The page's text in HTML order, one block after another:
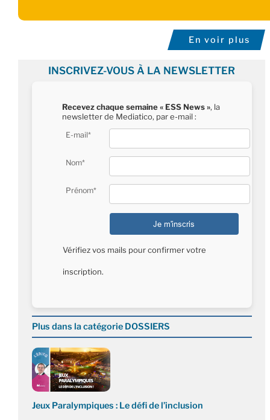
En voir plus
INSCRIVEZ-VOUS À LA NEWSLETTER
Recevez chaque semaine « ESS News », la
newsletter de Mediatico, par e-mail :
E-mail*
Nom*
Prénom*
Vérifiez vos mails pour confirmer votre
inscription.
Plus dans la catégorie DOSSIERS
Jeux Paralympiques : Le défi de l’inclusion